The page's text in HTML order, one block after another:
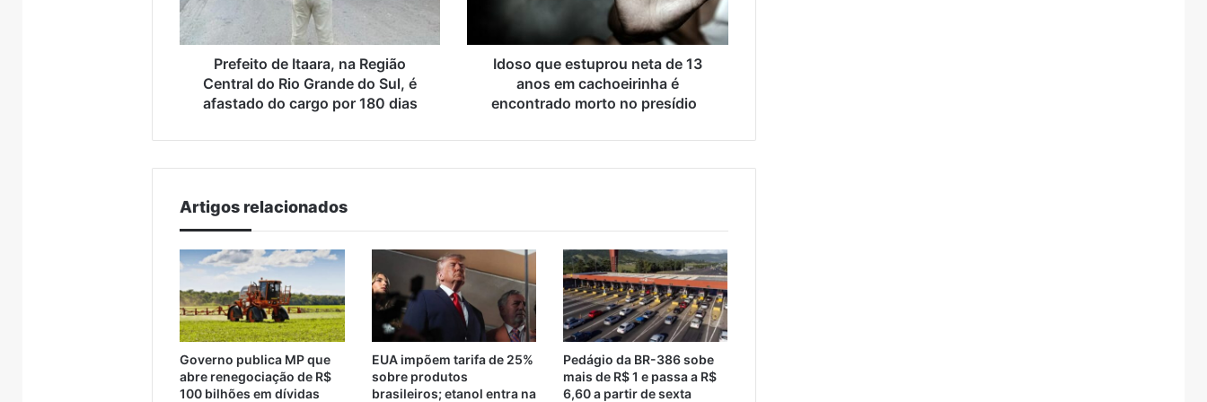
do
Rio
Grande
dias
Prefeito de Itaara, na Região
Central do Rio Grande do Sul, é
afastado do cargo por 180 dias
cachoeirinha
encontrado
morto
Idoso que estuprou neta de 13
anos em cachoeirinha é
encontrado morto no presídio
Artigos relacionados
Governo publica MP que
abre renegociação de R$
100 bilhões em dívidas
EUA impõem tarifa de 25%
sobre produtos
brasileiros; etanol entra na
Pedágio da BR-386 sobe
mais de R$ 1 e passa a R$
6,60 a partir de sexta